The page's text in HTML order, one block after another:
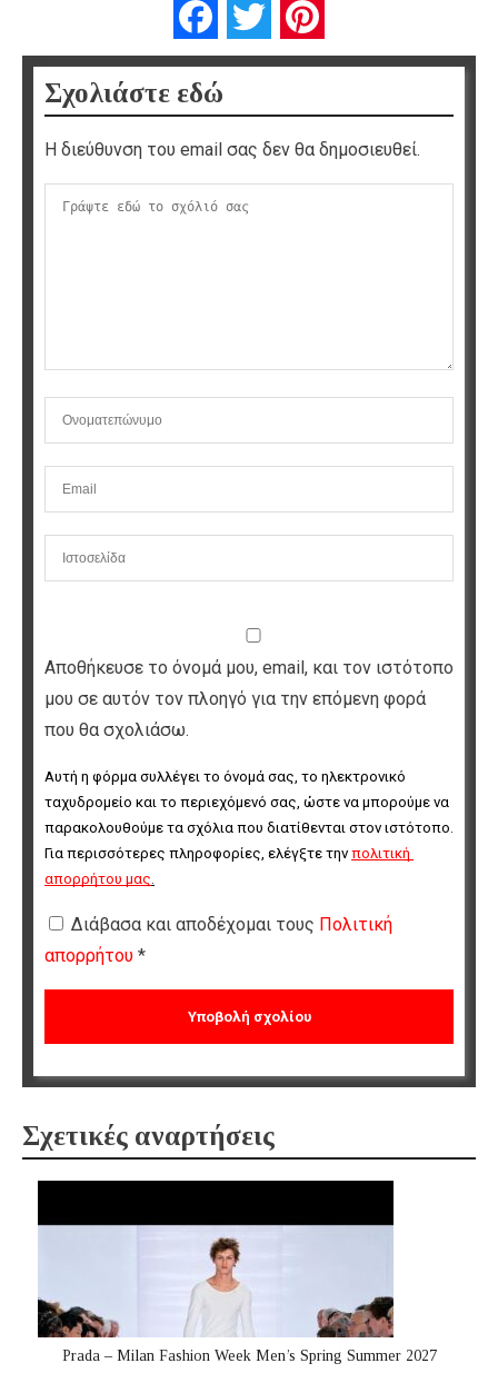
FacebookTwitter
Σχολιάστε εδώ
Η διεύθυνση του email σας δεν θα δημοσιευθεί.
Αποθήκευσε το όνομά μου, email, και τον ιστότοπο
μου σε αυτόν τον πλοηγό για την επόμενη φορά
που θα σχολιάσω.
Αυτή η φόρμα συλλέγει το όνομά σας, το ηλεκτρονικό
ταχυδρομείο και το περιεχόμενό σας, ώστε να μπορούμε να
παρακολουθούμε τα σχόλια που διατίθενται στον ιστότοπο.
Για περισσότερες πληροφορίες, ελέγξτε την πολιτική
απορρήτου μας
Διάβασα και αποδέχομαι τους Πολιτική
απορρήτου *
Σχετικές αναρτήσεις
Prada – Milan Fashion Week Men’s Spring Summer 2027